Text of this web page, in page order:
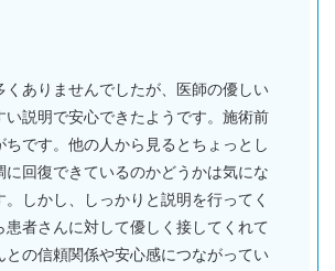
くありませんでしたが、医師の優しい
い説明で安心できたようです。施術前
ちです。他の人から見るとちょっとし
に回復できているのかどうかは気にな
。しかし、しっかりと説明を行ってく
患者さんに対して優しく接してくれて
との信頼関係や安心感につながってい